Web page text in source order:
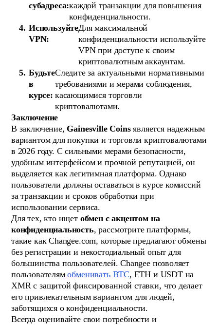
субадреса:каждой транзакции для повышения
конфиденциальности.
Используйте
VPN:
Для максимальной
конфиденциальности используйте
VPN при доступе к своим
криптовалютным аккаунтам.
Будьте
в
курсе:
Следите за актуальными нормативными
требованиями и мерами соблюдения,
касающимися торговли
криптовалютами.
Заключение
В заключение, Gainesville Coinsявляется надежным
вариантом для покупки и торговли криптовалютами
в 2026 году. С сильными мерами безопасности,
удобным интерфейсом и прочной репутацией, он
выделяется как легитимная платформа. Однако
пользователи должны оставаться в курсе комиссий
за транзакции и сроков обработки при
использовании сервиса.
Для тех, кто ищет обмен с акцентом на
конфиденциальность, рассмотрите платформы,
такие как Changee.com, которые предлагают обмены
без регистрации и некостодиальный опыт для
большинства пользователей. Changee позволяет
пользователямобменивать BTC, ETH и USDT на
XMR с защитой фиксированной ставки, что делает
его привлекательным вариантом для людей,
заботящихся о конфиденциальности.
Всегда оценивайте свои потребности и